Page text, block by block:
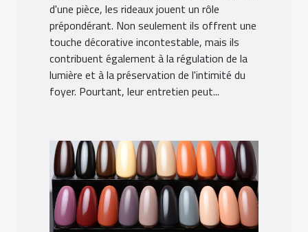
d'une pièce, les rideaux jouent un rôle
prépondérant. Non seulement ils offrent une
touche décorative incontestable, mais ils
contribuent également à la régulation de la
lumière et à la préservation de l'intimité du
foyer. Pourtant, leur entretien peut...